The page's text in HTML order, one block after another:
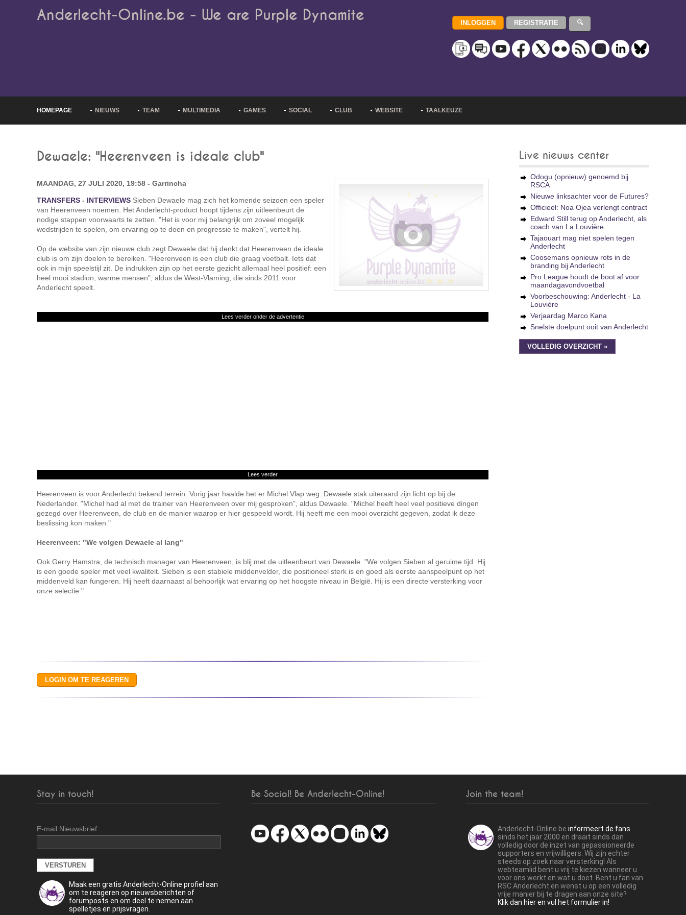
Anderlecht-Online.be - We are Purple Dynamite
HOMEPAGE NIEUWS TEAM MULTIMEDIA GAMES SOCIAL CLUB WEBSITE TAALKEUZE
Dewaele: "Heerenveen is ideale club"
MAANDAG, 27 JULI 2020, 19:58 - Garrincha
TRANSFERS - INTERVIEWS Sieben Dewaele mag zich het komende seizoen een speler
van Heerenveen noemen. Het Anderlecht-product hoopt tijdens zijn uitleenbeurt de
nodige stappen voorwaarts te zetten. "Het is voor mij belangrijk om zoveel mogelijk
wedstrijden te spelen, om ervaring op te doen en progressie te maken", vertelt hij.
Op de website van zijn nieuwe club zegt Dewaele dat hij denkt dat Heerenveen de ideale
club is om zijn doelen te bereiken. "Heerenveen is een club die graag voetbalt. Iets dat
ook in mijn speelstijl zit. De indrukken zijn op het eerste gezicht allemaal heel positief: een
heel mooi stadion, warme mensen", aldus de West-Vlaming, die sinds 2011 voor
Anderlecht speelt.
Lees verder onder de advertentie
Lees verder
Heerenveen is voor Anderlecht bekend terrein. Vorig jaar haalde het er Michel Vlap weg. Dewaele stak uiteraard zijn licht op bij de
Nederlander. "Michel had al met de trainer van Heerenveen over mij gesproken", aldus Dewaele. "Michel heeft heel veel positieve dingen
gezegd over Heerenveen, de club en de manier waarop er hier gespeeld wordt. Hij heeft me een mooi overzicht gegeven, zodat ik deze
beslissing kon maken."
Heerenveen: "We volgen Dewaele al lang"
Ook Gerry Hamstra, de technisch manager van Heerenveen, is blij met de uitleenbeurt van Dewaele. "We volgen Sieben al geruime tijd. Hij
is een goede speler met veel kwaliteit. Sieben is een stabiele middenvelder, die positioneel sterk is en goed als eerste aanspeelpunt op het
middenveld kan fungeren. Hij heeft daarnaast al behoorlijk wat ervaring op het hoogste niveau in België. Hij is een directe versterking voor
onze selectie."
Live nieuws center
Odogu (opnieuw) genoemd bij
RSCA
Nieuwe linksachter voor de Futures?
Officieel: Noa Ojea verlengt contract
Edward Still terug op Anderlecht, als
coach van La Louvière
Tajaouart mag niet spelen tegen
Anderlecht
Coosemans opnieuw rots in de
branding bij Anderlecht
Pro League houdt de boot af voor
maandagavondvoetbal
Voorbeschouwing: Anderlecht - La
Louvière
Verjaardag Marco Kana
Snelste doelpunt ooit van Anderlecht
VOLLEDIG OVERZICHT »
Stay in touch!
E-mail Nieuwsbrief:
Maak een gratis Anderlecht-Online profiel aan
om te reageren op nieuwsberichten of
forumposts en om deel te nemen aan
spelletjes en prijsvragen.
Be Social! Be Anderlecht-Online! Join the team!
Anderlecht-Online.be informeert de fans
sinds het jaar 2000 en draait sinds dan
volledig door de inzet van gepassioneerde
supporters en vrijwilligers. Wij zijn echter
steeds op zoek naar versterking! Als
webteamlid bent u vrij te kiezen wanneer u
voor ons werkt en wat u doet. Bent u fan van
RSC Anderlecht en wenst u op een volledig
vrije manier bij te dragen aan onze site?
Klik dan hier en vul het formulier in!